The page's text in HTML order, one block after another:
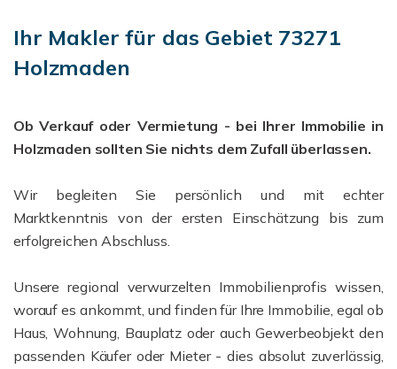
Ihr Makler für das Gebiet 73271
Holzmaden
Ob Verkauf oder Vermietung - bei Ihrer Immobilie in
Holzmaden sollten Sie nichts dem Zufall überlassen.
Wir begleiten Sie persönlich und mit echter
Marktkenntnis von der ersten Einschätzung bis zum
erfolgreichen Abschluss.
Unsere regional verwurzelten Immobilienprofis wissen,
worauf es ankommt, und finden für Ihre Immobilie, egal ob
Haus, Wohnung, Bauplatz oder auch Gewerbeobjekt den
passenden Käufer oder Mieter - dies absolut zuverlässig,